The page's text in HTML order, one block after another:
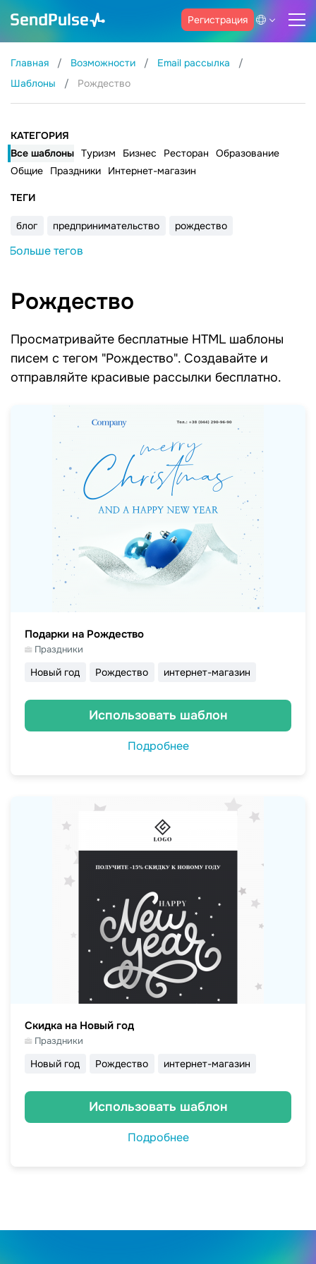
Регистрация
Главная Возможности
Email рассылка
Шаблоны
Рождество
КАТЕГОРИЯ
Все шаблоны Туризм Бизнес Ресторан
Образование
Общие
Праздники Интернет-магазин
ТЕГИ
блог предпринимательство рождество
Больше тегов
Рождество
Просматривайте бесплатные HTML шаблоны
писем c тегом "Рождество". Создавайте и
отправляйте красивые рассылки бесплатно.
Подарки на Рождество
Праздники
Новый год Рождество интернет-магазин
Использовать шаблон
Подробнее
Скидка на Новый год
Праздники
Новый год Рождество интернет-магазин
Использовать шаблон
Подробнее